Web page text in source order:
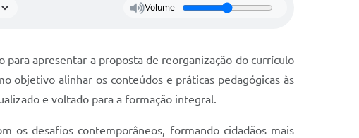
Volume
apresentar a proposta de reorganização do currículo
objetivo alinhar os conteúdos e práticas pedagógicas às
e voltado para a formação integral.
os desafios contemporâneos, formando cidadãos mais